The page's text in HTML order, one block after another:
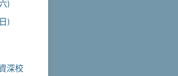
)
)
深校